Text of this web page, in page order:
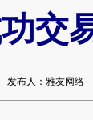
交
发布人：雅友网络